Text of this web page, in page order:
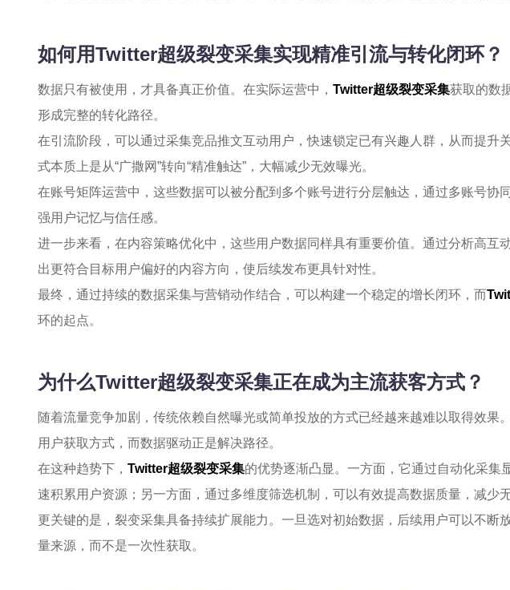
如何用Twitter超级裂变采集实现精准引流与转化闭环？
数据只有被使用，才具备真正价值。在实际运营中， Twitter超级裂变采集获取的数
形成完整的转化路径。
在引流阶段，可以通过采集竞品推文互动用户，快速锁定已有兴趣人群，从而提升
式本质上是从“广撒网”转向“精准触达”，大幅减少无效曝光。
在账号矩阵运营中，这些数据可以被分配到多个账号进行分层触达，通过多账号协
强用户记忆与信任感。
进一步来看，在内容策略优化中，这些用户数据同样具有重要价值。通过分析高互
出更符合目标用户偏好的内容方向，使后续发布更具针对性。
最终，通过持续的数据采集与营销动作结合，可以构建一个稳定的增长闭环，而
环的起点。
为什么Twitter超级裂变采集正在成为主流获客方式？
随着流量竞争加剧，传统依赖自然曝光或简单投放的方式已经越来越难以取得效果
用户获取方式，而数据驱动正是解决路径。
在这种趋势下， Twitter超级裂变采集的优势逐渐凸显。一方面，它通过自动化采集
速积累用户资源；另一方面，通过多维度筛选机制，可以有效提高数据质量，减少无
更关键的是，裂变采集具备持续扩展能力。一旦选对初始数据，后续用户可以不断
量来源，而不是一次性获取。